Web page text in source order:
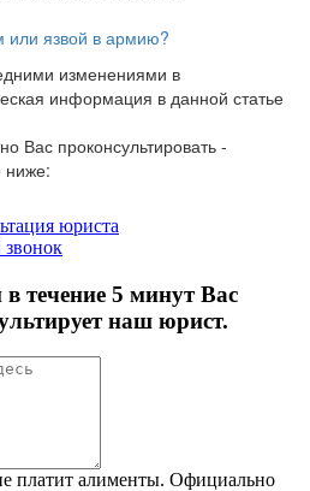
или язвой в армию?
изменениями в
информация в данной статье
Вас проконсультировать -
ниже: